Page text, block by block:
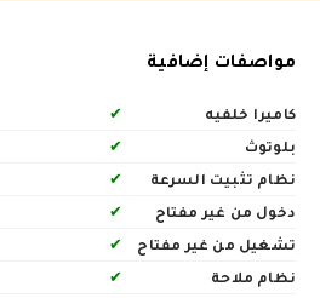
مواصفات إضافية
كاميرا خلفيه
✔
بلوتوث
✔
نظام تثبيت السرعة
✔
دخول من غير مفتاح
✔
تشغيل من غير مفتاح
✔
نظام ملاحة
✔